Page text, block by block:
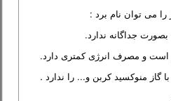
را می توان نام برد :
.